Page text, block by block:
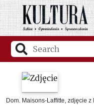
Dom. Maisons-Laffitte, zdjęcie